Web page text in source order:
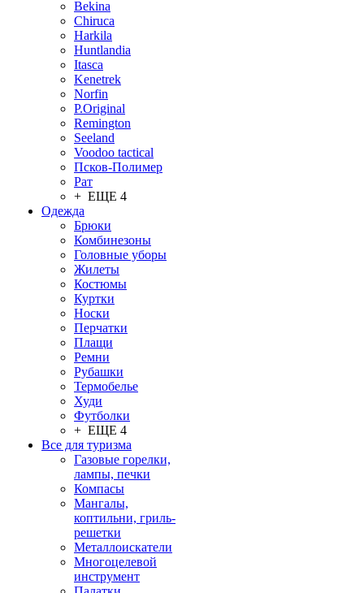
Bekina
Chiruсa
Harkila
Huntlandia
Itasca
Kenetrek
Norfin
P.Original
Remington
Seeland
Voodoo tactical
Псков-Полимер
Рат
+ ЕЩЕ 4
Одежда
Брюки
Комбинезоны
Головные уборы
Жилеты
Костюмы
Куртки
Носки
Перчатки
Плащи
Ремни
Рубашки
Термобелье
Худи
Футболки
+ ЕЩЕ 4
Все для туризма
Газовые горелки,
лампы, печки
Компасы
Мангалы,
коптильни, гриль-
решетки
Металлоискатели
Многоцелевой
инструмент